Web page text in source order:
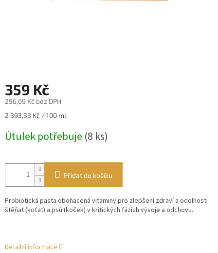
359 Kč
296,69 Kč bez DPH
Měrná
2 393,33 Kč / 100 ml
Útulek potřebuje (8 ks)
Přidat do košíku
Probiotická pasta obohacená vitaminy pro zlepšení zdraví a odolnosti
štěňat (koťat) a psů (koček) v kritických fázích vývoje a odchovu.
Detailní informace